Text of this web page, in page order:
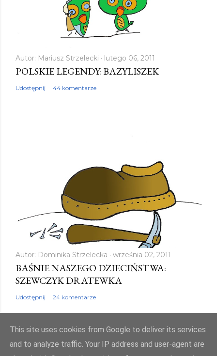
Autor: Mariusz Strzelecki lutego 06, 2011
POLSKIE LEGENDY: BAZYLISZEK
Udostępnij 44 komentarze
Autor: Dominika Strzelecka września 02, 2011
BAŚNIE NASZEGO DZIECIŃSTWA:
SZEWCZYK DRATEWKA
Udostępnij 24 komentarze
This site uses cookies from Google to deliver its services
and to analyze traffic. Your IP address and user-agent are